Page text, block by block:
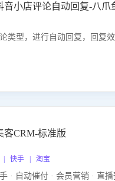
音小店评论自动回复-八爪
类型，进行自动回复，回复
客CRM-标准版
| 快手 | 淘宝
· 自动催付 · 会员营销 · 直